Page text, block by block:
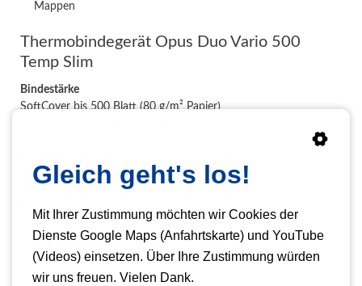
Mappen
Thermobindegerät Opus Duo Vario 500
Temp Slim
Bindestärke
SoftCover bis 500 Blatt (80 g/m² Papier)
bis DIN A4 Querformat (315 mm)
Bindezeiten
120° C - Hardcover 180 Sek. / Softcover 90 Sek.
145° C - Hardcover 90 Sek. / Softcover 45 Sek.
Abmessungen
Gleich geht's los!
Mit Ihrer Zustimmung möchten wir Cookies der
Dienste Google Maps (Anfahrtskarte) und YouTube
(Videos) einsetzen. Über Ihre Zustimmung würden
wir uns freuen. Vielen Dank.